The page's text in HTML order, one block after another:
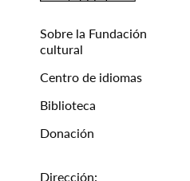
Sobre la Fundación
cultural
Centro de idiomas
Biblioteca
Donación
Dirección: